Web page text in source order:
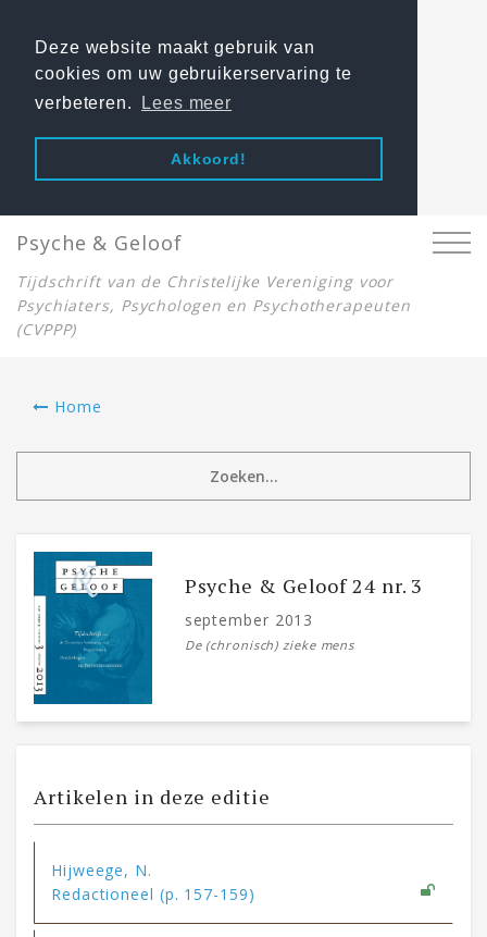
Deze website maakt gebruik van
cookies om uw gebruikerservaring te
verbeteren.
Lees meer
Akkoord!
Psyche & Geloof
Tijdschrift van de Christelijke Vereniging voor
Psychiaters, Psychologen en Psychotherapeuten
(CVPPP)
Home
Psyche & Geloof 24 nr. 3
september 2013
De (chronisch) zieke mens
Artikelen in deze editie
Hijweege, N.
Redactioneel (p. 157-159)